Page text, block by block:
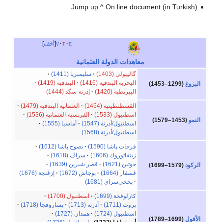
Jump up ^ On line document (in Turkish)
أخف v t e
معاهدات الدولة العثمانية
البزوغ (1299–1453)
گاليپولي (1403)
سليمبريا (1411)
البحرية البندقية (1416)
البندقية (1419)
البيزنطية (1420)
إدرنه-سگد (1444)
النمو (1453–1579)
القسطنطينية (1454)
العثمانية البندقية (1479)
اسطنبول (1533)
الفرنسية-العثمانية (1536)
اسطنبول/أدرنة (1547)
أماسيا (1555)
اسطنبول/أدرنة (1568)
الركود (1579–1699)
فرحات پاشا (1590)
نصوح پاشا (1612)
زيتڤاتوروك (1606)
سراڤ (1618)
خوتين (1621)
قصر شيرين (1639)
ڤسڤار (1664)
بوجاش (1672)
إزڤنچة (1676)
بخچي‌سراي (1681)
الأفول (1699–1789)
كارلوفجة (1699)
اسطنبول (1700)
پروت (1711)
أدرنه (1713)
پساروفچا (1718)
اسطنبول (1724)
همدان (1727)